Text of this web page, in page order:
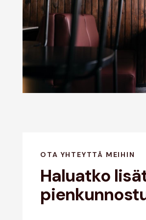
OTA YHTEYTTÄ MEIHIN
Haluatko